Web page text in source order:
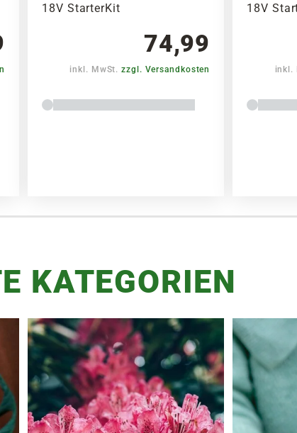
18V StarterKit
74,99
inkl. MwSt.zzgl. Versandkosten
18V
inkl.
KATEGORIEN